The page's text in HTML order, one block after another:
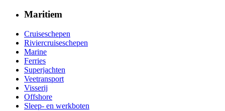
Maritiem
Cruiseschepen
Riviercruiseschepen
Marine
Ferries
Superjachten
Veetransport
Visserij
Offshore
Sleep- en werkboten